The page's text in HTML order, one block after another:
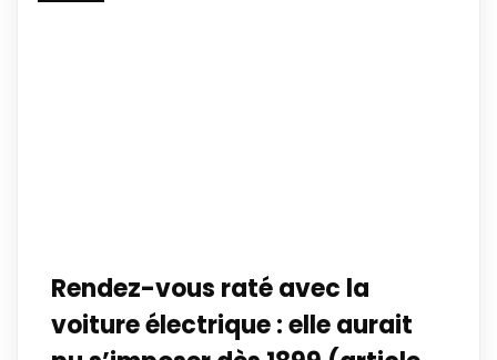
Rendez-vous raté avec la
voiture électrique : elle aurait